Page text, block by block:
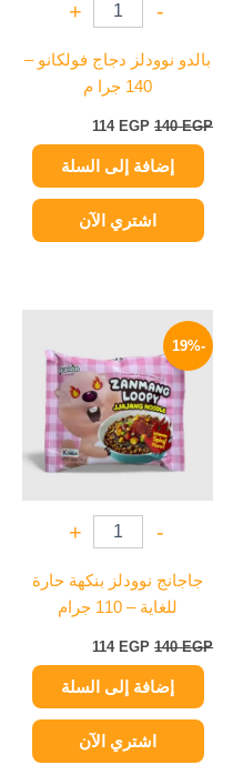
-
+
بالدو نوودلز دجاج فولكانو –
140 جرا م
140EGP
114 EGP
إضافة إلى السلة
اشتري الآن
-19%
-
+
جاجانج نوودلز بنكهة حارة
للغاية – 110 جرام
140EGP
هو:
140 EGP.
114 EGP
هو:
114 EGP.
إضافة إلى السلة
اشتري الآن